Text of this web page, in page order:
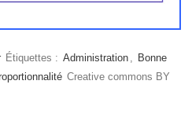
Étiquettes : Administration
Bonne
Creative commons BY